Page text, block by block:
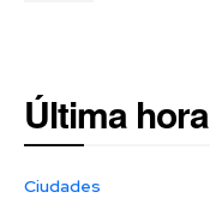
Última hora
Ciudades